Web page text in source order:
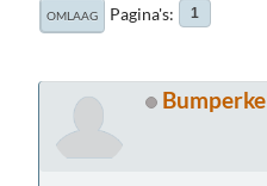
OMLAAG Pagina's 1
Bumperke